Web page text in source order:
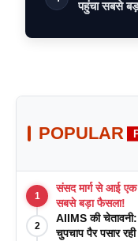
पहुंचा सबसे
POPULAR
1
संसद मार्ग से आई एक
सबसे बड़ा फैसला!
2
AIIMS की
चुपचाप पैर पसार